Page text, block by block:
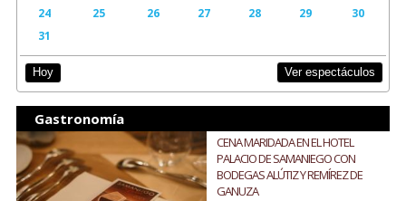
24
25 26 27 28 29
30
31
Hoy Ver espectáculos
Gastronomía
CENA MARIDADA EN EL HOTEL
PALACIO DE SAMANIEGO CON
BODEGAS ALÚTIZ Y REMÍREZ DE
GANUZA